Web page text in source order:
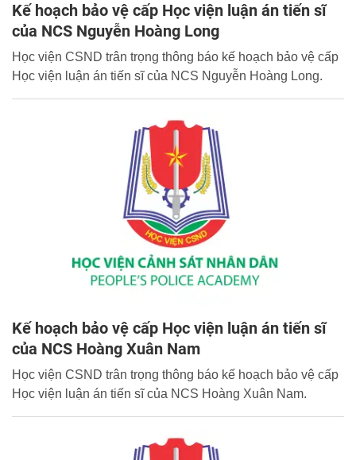
Kế hoạch bảo vệ cấp Học viện luận án tiến sĩ
của NCS Nguyễn Hoàng Long
Học viện CSND trân trọng thông báo kế hoạch bảo vệ cấp
Học viện luận án tiến sĩ của NCS Nguyễn Hoàng Long.
Kế hoạch bảo vệ cấp Học viện luận án tiến sĩ
của NCS Hoàng Xuân Nam
Học viện CSND trân trọng thông báo kế hoạch bảo vệ cấp
Học viện luận án tiến sĩ của NCS Hoàng Xuân Nam.